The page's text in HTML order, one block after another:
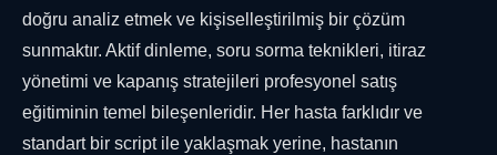
doğru analiz etmek ve kişiselleştirilmiş bir çözüm
sunmaktır. Aktif dinleme, soru sorma teknikleri, itiraz
yönetimi ve kapanış stratejileri profesyonel satış
eğitiminin temel bileşenleridir. Her hasta farklıdır ve
standart bir script ile yaklaşmak yerine, hastanın